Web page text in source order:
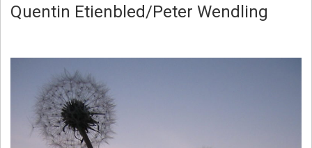
A
D
Quentin Etienbled/Peter Wendling